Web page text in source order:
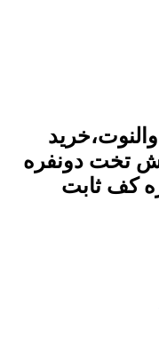
ثابت والنوت،خرید
تخت دونفره
کف ثابت